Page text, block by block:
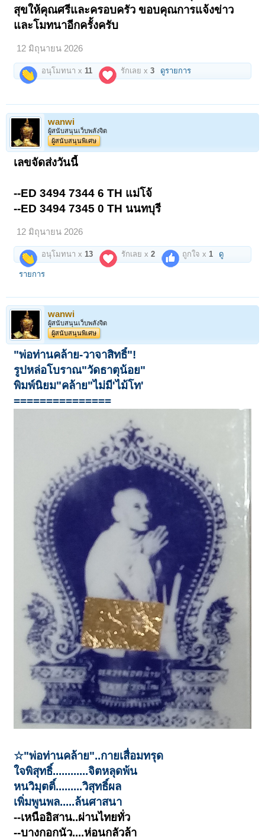
สุขให้คุณศรีและครอบครัว ขอบคุณการแจ้งข่าว
และโมทนาอีกครั้งครับ
12 มิถุนายน 2026
อนุโมทนา x11 รักเลย x3 ดูรายการ
wanwi
ผู้สนับสนุนเว็บพลังจิต
ผู้สนับสนุนพิเศษ
เลขจัดส่งวันนี้
--ED 3494 7344 6 TH แม่โจ้
--ED 3494 7345 0 TH นนทบุรี
12 มิถุนายน 2026
อนุโมทนา x 13 รักเลย x2 ถูกใจ x 1 ดู
รายการ
wanwi
ผู้สนับสนุนเว็บพลังจิต
ผู้สนับสนุนพิเศษ
"พ่อท่านคล้าย-วาจาสิทธิ์"!
รูปหล่อโบราณ"วัดธาตุน้อย"
พิมพ์นิยม"คล้าย"ไม่มี'ไม้โท'
===============
☆"พ่อท่านคล้าย"..กายเสื่อมทรุด
ใจพิสุทธิ์............จิตหลุดพ้น
หนวิมุตติ์.........วิสุทธิ์ผล
เพิ่มพูนพล.....ล้นศาสนา
--เหนืออิสาน..ผ่านไทยทั่ว
--บางกอกนัว....ห่อนกลัวล้า